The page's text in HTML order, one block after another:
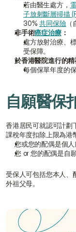
若由醫生處方，
子放射斷層掃描
30% 共同保險（
非手術癌症治療：
處方放射治療、
受保障。
於香港醫院進行的精
每個保單年度的
自願醫保
香港居民可就認可計劃
課稅年度扣除上限為港
您或您的配偶是個人
您 or 您的配偶是自
受保人可包括您本人、
外祖父母。